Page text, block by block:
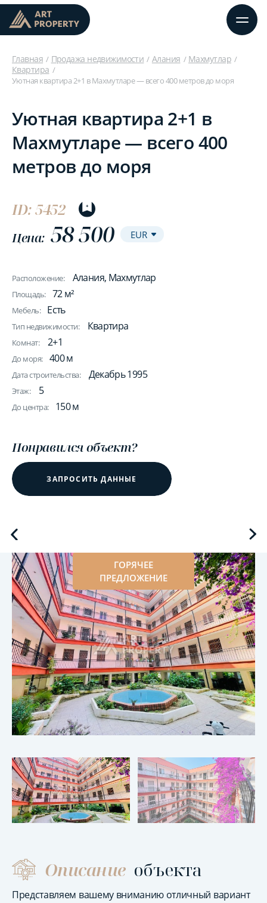
Главная Продажа недвижимости Алания
Махмутлар
Квартира
Уютная квартира 2+1 в Махмутларе — всего 400 метров до моря
Уютная квартира 2+1 в
Махмутларе — всего 400
метров до моря
ID: 5452
Цена: 58 500
Расположение: Алания, Махмутлар
Площадь: 72 м²
Мебель: Есть
Тип недвижимости: Квартира
Комнат: 2+1
До моря: 400 м
Дата строительства: Декабрь 1995
Этаж: 5
До центра: 150 м
Понравился объект?
ЗАПРОСИТЬ ДАННЫЕ
ГОРЯЧЕЕ
ПРЕДЛОЖЕНИЕ
Описание объекта
Представляем вашему вниманию отличный вариант